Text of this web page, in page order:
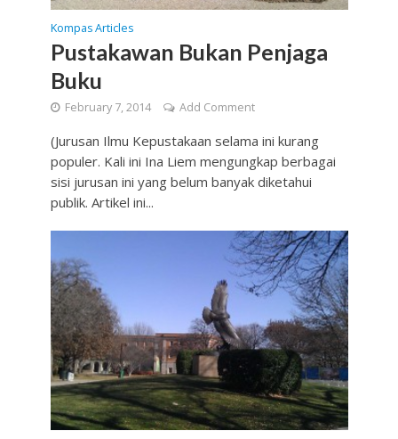
Kompas Articles
Pustakawan Bukan Penjaga
Buku
February 7, 2014 Add Comment
(Jurusan Ilmu Kepustakaan selama ini kurang
populer. Kali ini Ina Liem mengungkap berbagai
sisi jurusan ini yang belum banyak diketahui
publik. Artikel ini...